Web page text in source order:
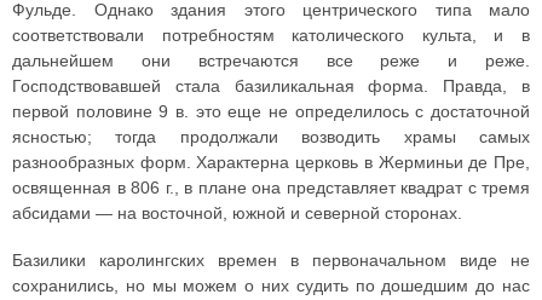
Фульде. Однако здания этого центрического типа мало
соответствовали потребностям католического культа, и в
дальнейшем они встречаются все реже и реже.
Господствовавшей стала базиликальная форма. Правда, в
первой половине 9 в. это еще не определилось с достаточной
ясностью; тогда продолжали возводить храмы самых
разнообразных форм. Характерна церковь в Жерминьи де Пре,
освященная в 806 г., в плане она представляет квадрат с тремя
абсидами — на восточной, южной и северной сторонах.
Базилики каролингских времен в первоначальном виде не
сохранились, но мы можем о них судить по дошедшим до нас